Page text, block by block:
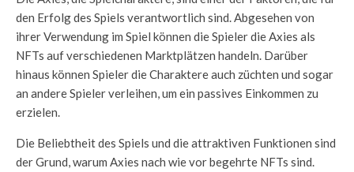
den Erfolg des Spiels verantwortlich sind. Abgesehen von
ihrer Verwendung im Spiel können die Spieler die Axies als
NFTs auf verschiedenen Marktplätzen handeln. Darüber
hinaus können Spieler die Charaktere auch züchten und sogar
an andere Spieler verleihen, um ein passives Einkommen zu
erzielen.
Die Beliebtheit des Spiels und die attraktiven Funktionen sind
der Grund, warum Axies nach wie vor begehrte NFTs sind.